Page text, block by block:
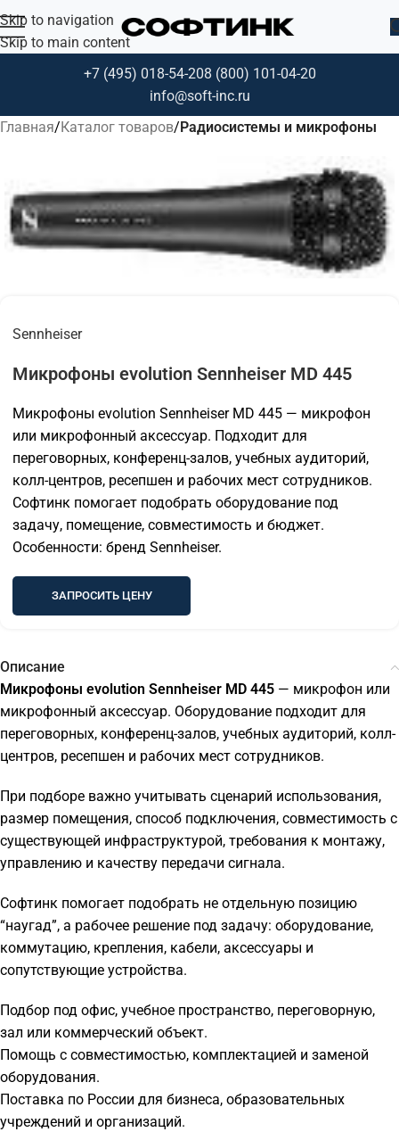
Skip to navigation
Skip to main content
+7 (495) 018-54-208 (800) 101-04-20
info@soft-inc.ru
Главная Каталог товаров Радиосистемы и микрофоны
Sennheiser
Микрофоны evolution Sennheiser MD 445
Микрофоны evolution Sennheiser MD 445 — микрофон
или микрофонный аксессуар. Подходит для
переговорных, конференц-залов, учебных аудиторий,
колл-центров, ресепшен и рабочих мест сотрудников.
Софтинк помогает подобрать оборудование под
задачу, помещение, совместимость и бюджет.
Особенности: бренд Sennheiser.
ЗАПРОСИТЬ ЦЕНУ
Описание
Микрофоны evolution Sennheiser MD 445 — микрофон или
микрофонный аксессуар. Оборудование подходит для
переговорных, конференц-залов, учебных аудиторий, колл-
центров, ресепшен и рабочих мест сотрудников.
При подборе важно учитывать сценарий использования,
размер помещения, способ подключения, совместимость с
существующей инфраструктурой, требования к монтажу,
управлению и качеству передачи сигнала.
Софтинк помогает подобрать не отдельную позицию
“наугад”, а рабочее решение под задачу: оборудование,
коммутацию, крепления, кабели, аксессуары и
сопутствующие устройства.
Подбор под офис, учебное пространство, переговорную,
зал или коммерческий объект.
Помощь с совместимостью, комплектацией и заменой
оборудования.
Поставка по России для бизнеса, образовательных
учреждений и организаций.